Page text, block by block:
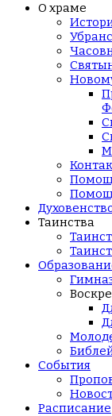
О храме
Таинства
События
Расписание